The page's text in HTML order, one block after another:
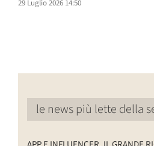
29 Luglio 2026 14:50
le news più lette della